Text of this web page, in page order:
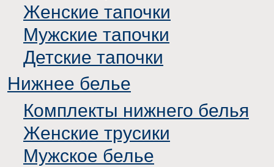
Женские тапочки
Мужские тапочки
Детские тапочки
Нижнее белье
Комплекты нижнего белья
Женские трусики
Мужское белье